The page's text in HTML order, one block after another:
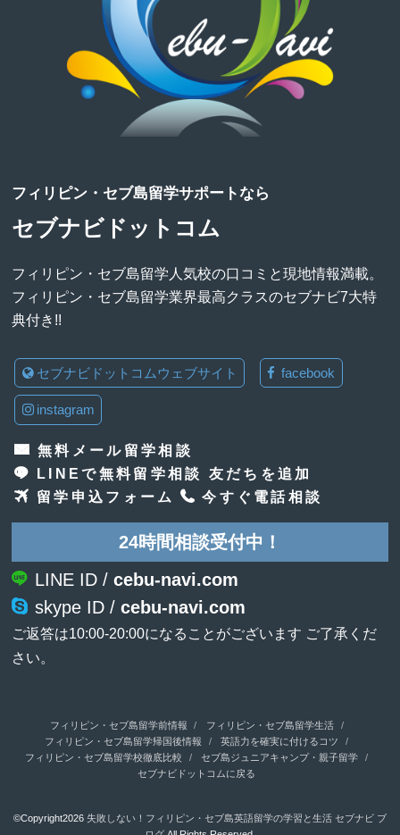
フィリピン・セブ島留学サポートなら
セブナビドットコム
フィリピン・セブ島留学人気校の口コミと現地情報満載。
フィリピン・セブ島留学業界最高クラスのセブナビ7大特
典付き!!
セブナビドットコムウェブサイト facebook
instagram
無料メール留学相談
LINEで無料留学相談 友だちを追加
留学申込フォーム
今すぐ電話相談
24時間相談受付中！
LINE ID /cebu-navi.com
skype ID /cebu-navi.com
ご返答は10:00-20:00になることがございます ご了承くだ
さい。
フィリピン・セブ島留学前情報
フィリピン・セブ島留学生活
フィリピン・セブ島留学帰国後情報
英語力を確実に付けるコツ
フィリピン・セブ島留学校徹底比較
セブ島ジュニアキャンプ・親子留学
セブナビドットコムに戻る
©Copyright2026 失敗しない！フィリピン・セブ島英語留学の学習と生活 セブナビ ブ